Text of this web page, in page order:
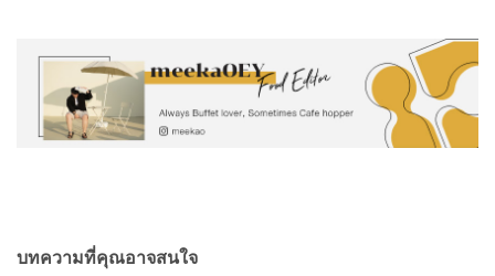
บทความที่คุณอาจสนใจ